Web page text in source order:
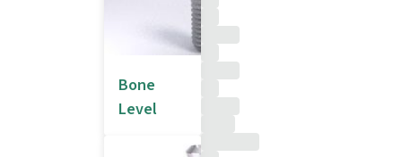
Bone
Level